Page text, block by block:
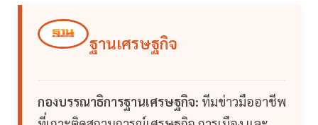
ฐานเศรษฐกิจ
กองบรรณาธิการฐานเศรษฐกิจ: ทีมข่าวมืออาชีพ